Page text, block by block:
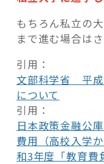
もちろん私立の
まで進む場合は
引用：
文部科学省 平成
について
引用：
日本政策金融公
費用（高校入学
和3年度「教育費